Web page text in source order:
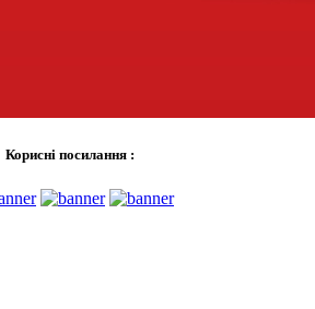
Корисні посилання :